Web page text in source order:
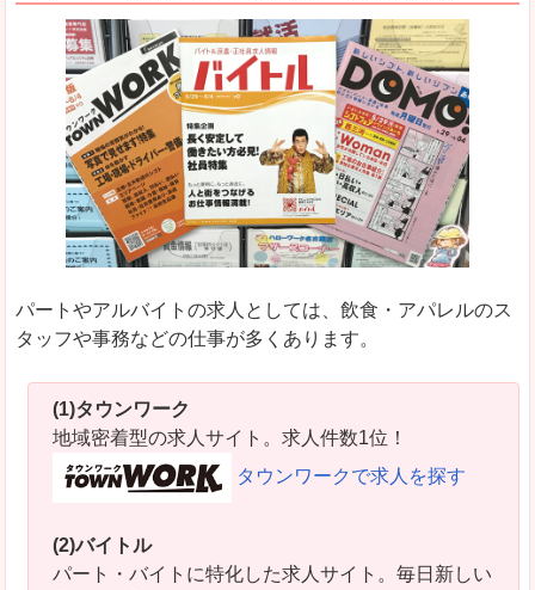
パートやアルバイトの求人としては、飲食・アパレルのス
タッフや事務などの仕事が多くあります。
(1)タウンワーク
地域密着型の求人サイト。求人件数1位！
タウンワークで求人を探す
(2)バイトル
パート・バイトに特化した求人サイト。毎日新しい